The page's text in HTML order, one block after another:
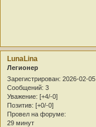
LunaLina
Легионер
Зарегистрирован: 2026-02-05
Сообщений: 3
Уважение: [+4/-0]
Позитив: [+0/-0]
Провел на форуме:
29 минут